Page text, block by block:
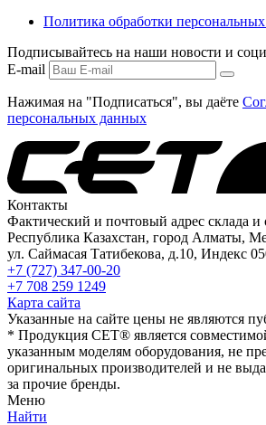
Политика обработки
Подписывайтесь на наши новости и
E-mail
Нажимая на "Подписаться", вы даёте
персональных данных
Контакты
Фактический и почтовый адрес склада и
Республика Казахстан, город Алматы,
ул. Саймасая Татибекова, д.10, Индекс
+7 (727) 347-00-20
+7 708 259 1249
Карта сайта
Указанные на сайте цены не являются
* Продукция СЕТ® является
указанным моделям оборудования, не
оригинальных производителей и не
за прочие бренды.
Меню
Найти